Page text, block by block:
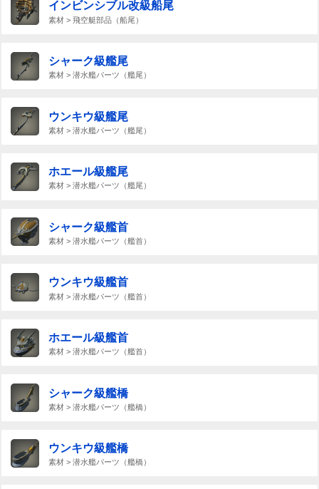
インビンシブル改級船尾
素材 > 飛空艇部品（船尾）
シャーク級艦尾
素材 > 潜水艦パーツ（艦尾）
ウンキウ級艦尾
素材 > 潜水艦パーツ（艦尾）
ホエール級艦尾
素材 > 潜水艦パーツ（艦尾）
シャーク級艦首
素材 > 潜水艦パーツ（艦首）
ウンキウ級艦首
素材 > 潜水艦パーツ（艦首）
ホエール級艦首
素材 > 潜水艦パーツ（艦首）
シャーク級艦橋
素材 > 潜水艦パーツ（艦橋）
ウンキウ級艦橋
素材 > 潜水艦パーツ（艦橋）